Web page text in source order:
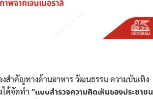
สำคัญทางด้านอาหาร วัฒนธรรม ความบันเทิง
ได้จัดทำ “แบบสำรวจความคิดเห็นของประชาชน